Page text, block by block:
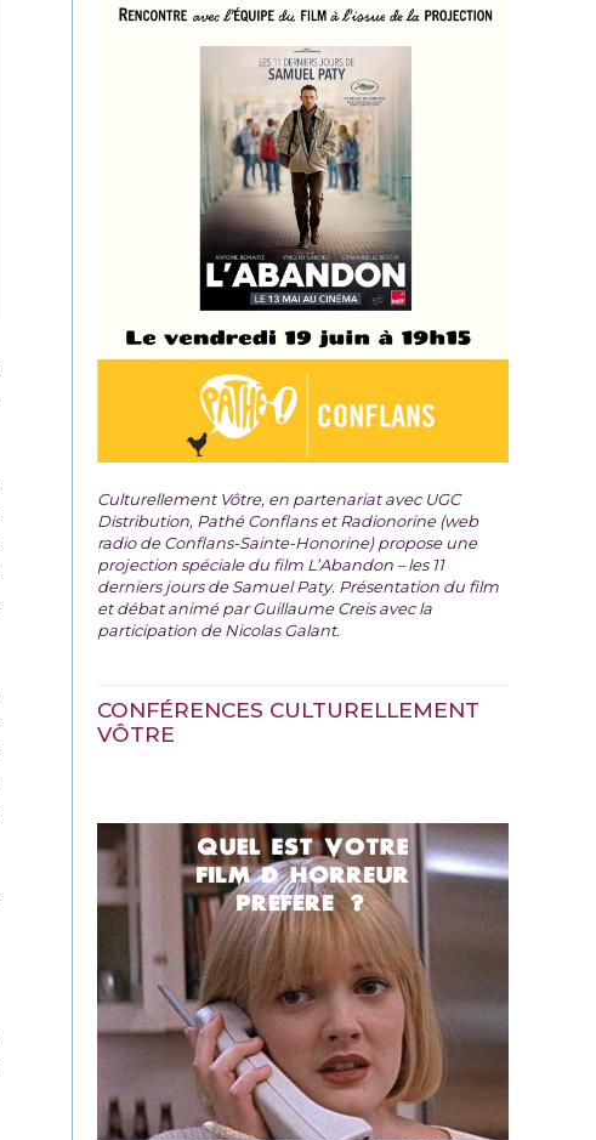
Culturellement Vôtre, en partenariat avec UGC
Distribution, Pathé Conflans et Radionorine (web
radio de Conflans-Sainte-Honorine) propose une
projection spéciale du film L’Abandon – les 11
derniers jours de Samuel Paty. Présentation du film
et débat animé par Guillaume Creis avec la
participation de Nicolas Galant.
CONFÉRENCES CULTURELLEMENT
VÔTRE